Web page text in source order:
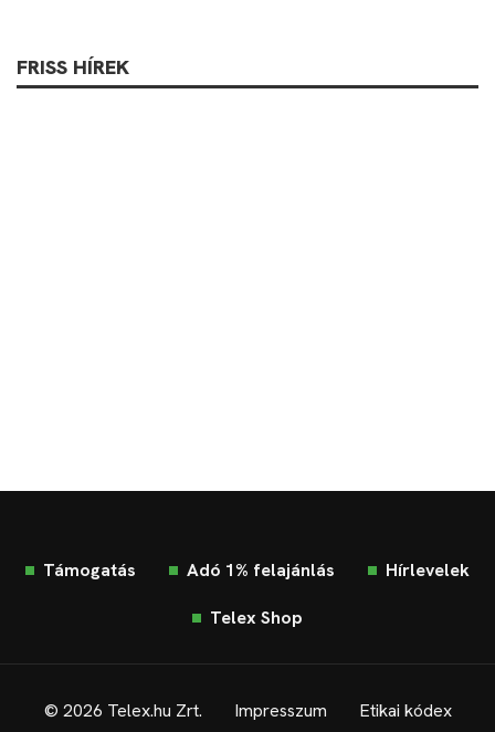
FRISS HÍREK
Támogatás Adó 1% felajánlás Hírlevelek
Telex Shop
© 2026 Telex.hu Zrt. Impresszum Etikai kódex